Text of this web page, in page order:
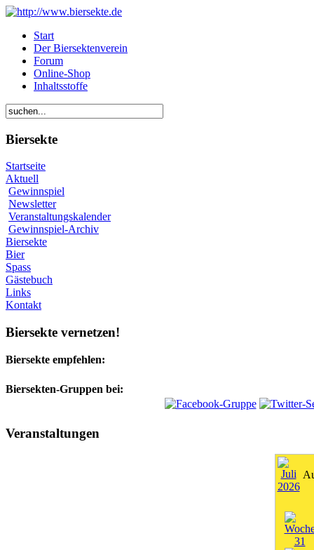
Start
Der Biersektenverein
Forum
Online-Shop
Inhaltsstoffe
Biersekte
Startseite
Aktuell
Gewinnspiel
Newsletter
Veranstaltungskalender
Gewinnspiel-Archiv
Biersekte
Bier
Spass
Gästebuch
Links
Kontakt
Biersekte vernetzen!
Biersekte empfehlen:
Biersekten-Gruppen bei:
Veranstaltungen